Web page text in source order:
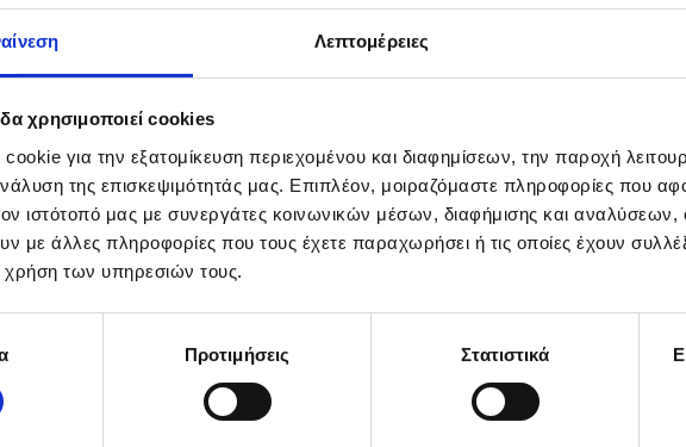
Λεπτομέρειες
χρησιμοποιεί cookies
για την εξατομίκευση περιεχομένου και διαφημίσεων, την παροχή
της επισκεψιμότητάς μας. Επιπλέον, μοιραζόμαστε πληροφορίες που
ιστότοπό μας με συνεργάτες κοινωνικών μέσων, διαφήμισης και αναλύσεων,
με άλλες πληροφορίες που τους έχετε παραχωρήσει ή τις οποίες έχουν
των υπηρεσιών τους.
Προτιμήσεις Στατιστικά
with the police in Antwerp, Belgium, 23 March 2026. The Belgian government
Jewish schools across the country following a series of antisemitic attacks in Europe.